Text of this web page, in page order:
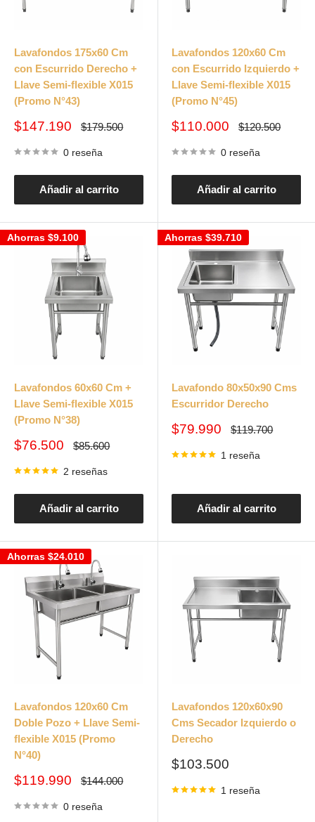
Lavafondos 175x60 Cm
con Escurrido Derecho +
Llave Semi-flexible X015
(Promo N°43)
Precio
venta
$147.190
Precio
$179.500
0 reseña
Añadir al carrito
Lavafondos 120x60 Cm
con Escurrido Izquierdo +
Llave Semi-flexible X015
(Promo N°45)
Precio
venta
$110.000
Precio
$120.500
0 reseña
Añadir al carrito
Ahorras $9.100
Lavafondos 60x60 Cm +
Llave Semi-flexible X015
(Promo N°38)
Precio
venta
$76.500
Precio
$85.600
2 reseñas
Añadir al carrito
Ahorras $39.710
Lavafondo 80x50x90 Cms
Escurridor Derecho
Precio
venta
$79.990
Precio
$119.700
1 reseña
Añadir al carrito
Ahorras $24.010
Lavafondos 120x60 Cm
Doble Pozo + Llave Semi-
flexible X015 (Promo
N°40)
Precio
venta
$119.990
Precio
$144.000
0 reseña
Lavafondos 120x60x90
Cms Secador Izquierdo o
Derecho
Precio
venta
$103.500
1 reseña